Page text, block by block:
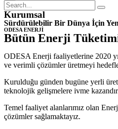
Kurumsal
Sürdürülebilir Bir Dünya İçin
ODESA ENERJİ
Bütün Enerji
ODESA Enerji faaliyetlerine 2020
ve verimli çözümler üretmeyi
Kurulduğu günden bugüne yerli
teknolojik gelişmelere ivme
Temel faaliyet alanlarımız olan
çözümler sağlamaktayız.